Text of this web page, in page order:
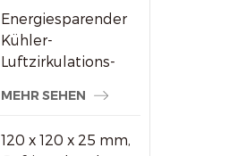
kleine
elektronische
Geräte
Energiesparender
Kühler-
Luftzirkulations-
aus Kunststoff
MEHR SEHEN
120 x 120 x 25 mm,